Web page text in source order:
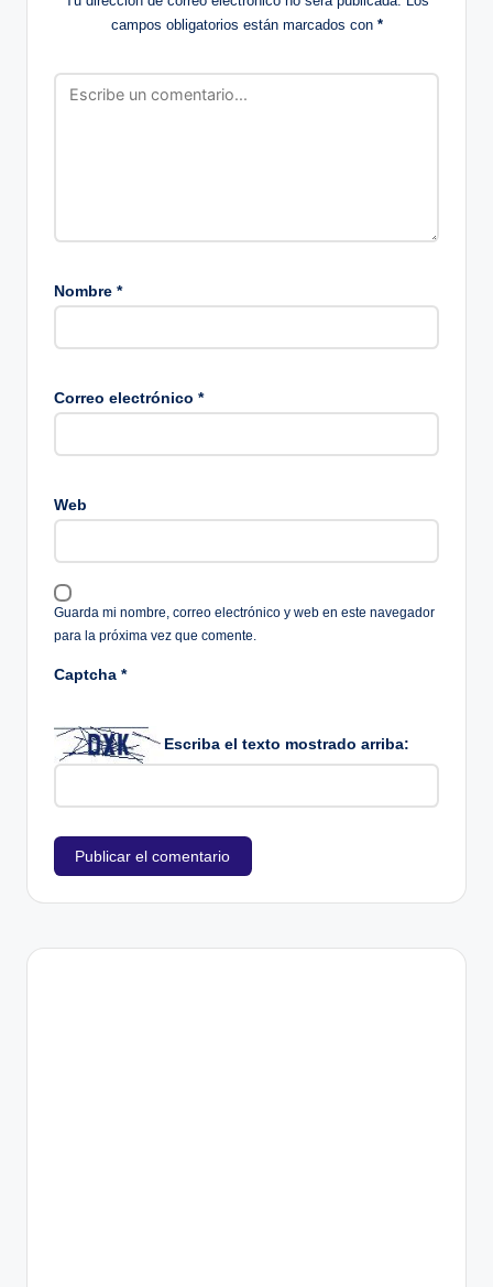
campos obligatorios están marcados con *
Nombre *
Correo electrónico *
Web
Guarda mi nombre, correo electrónico y web en este navegador
para la próxima vez que comente.
Captcha *
Escriba el texto mostrado arriba: